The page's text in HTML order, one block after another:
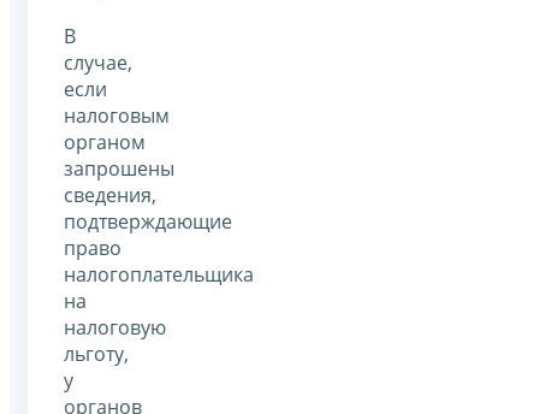
В
случае,
если
налоговым
органом
запрошены
сведения,
подтверждающие
право
налогоплательщика
на
налоговую
льготу,
у
органов